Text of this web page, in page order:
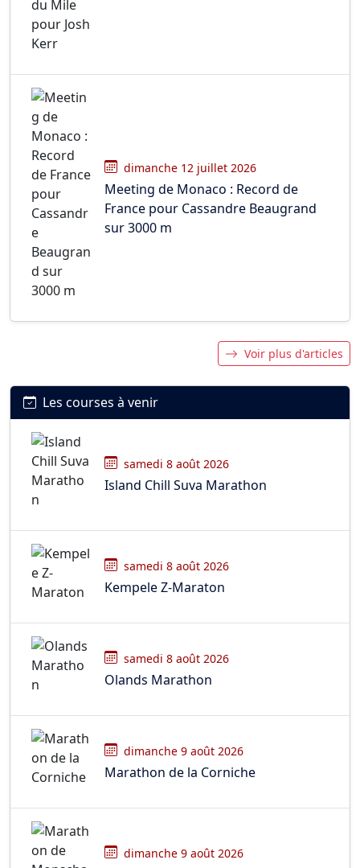
dimanche 12 juillet 2026
Meeting de Monaco : Record de
France pour Cassandre Beaugrand
sur 3000 m
Voir plus d'articles
Les courses à venir
samedi 8 août 2026
Island Chill Suva Marathon
samedi 8 août 2026
Kempele Z-Maraton
samedi 8 août 2026
Olands Marathon
dimanche 9 août 2026
Marathon de la Corniche
dimanche 9 août 2026